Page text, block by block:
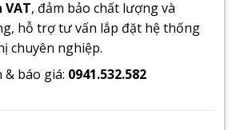
VAT, đảm bảo chất lượng và
hỗ trợ tư vấn lắp đặt hệ thống
chuyên nghiệp.
báo giá: 0941.532.582